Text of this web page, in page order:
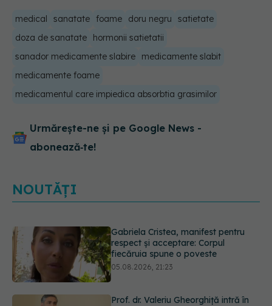
medical sanatate foame doru negru
satietate
doza de sanatate
hormonii satietatii
sanador medicamente slabire
medicamente slabit
medicamente foame
medicamentul care impiedica absorbtia grasimilor
Urmărește-ne și pe Google News -
abonează‑te!
NOUTĂȚI
Prof. dr. Valeriu Gheorghiță intră în
Board-ul Editorial al revistei
Scientific Reports, din Nature
Portfolio
Testul de 10 minute care poate